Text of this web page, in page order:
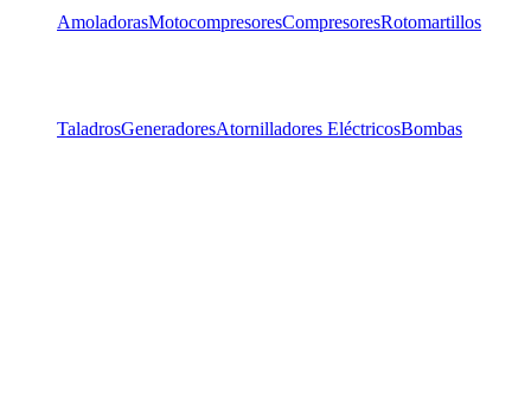
AmoladorasMotocompresoresCompresoresRotomartillos
TaladrosGeneradoresAtornilladores EléctricosBombas